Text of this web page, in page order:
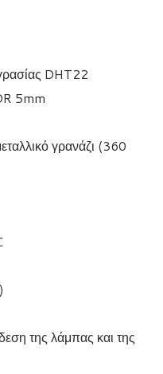
DHT22
5mm
γρανάζι (360
της λάμπας και της